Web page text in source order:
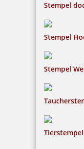
Stempel
Stempel
Stempel
Tierstempel